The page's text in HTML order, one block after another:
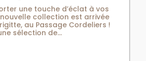
une touche d’éclat à vos
nouvelle collection est arrivée
au Passage Cordeliers !
sélection de...